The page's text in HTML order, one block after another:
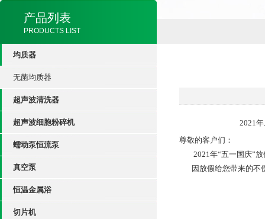
产品列表
PRODUCTS LIST
均质器
无菌均质器
超声波清洗器
超声波细胞粉碎机
蠕动泵恒流泵
真空泵
恒温金属浴
切片机
2021年上海之信
尊敬的客户们：
2021年“五一国庆”放
因放假给您带来的不